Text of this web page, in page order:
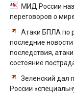
МИД России
переговоров о
Атаки БПЛА по
последние новости
последствия,
состояние
Зеленский дал
России